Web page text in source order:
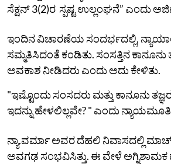
ಸೆಕ್ಷನ್ 3(2)ರ ಸ್ಪಷ್ಟ ಉಲ್ಲಂಘನೆ” ಎಂದು
ಇಂದಿನ ವಿಚಾರಣೆಯ ಸಂದರ್ಭದಲ್ಲಿ,
ಸಮ್ಮತಿಸಿದಂತೆ ಕಂಡಿತು. ಸಂಸತ್ತಿನ ಕಾನೂನು
ಅವಕಾಶ ನೀಡಿದರು ಎಂದು ಅದು ಕೇಳಿತು.
"ಇಷ್ಟೊಂದು ಸಂಸದರು ಮತ್ತು ಕಾನೂನು
ಇದನ್ನು ಹೇಳಲಿಲ್ಲವೇ? " ಎಂದು
ನ್ಯಾ.ವರ್ಮಾ ಅವರ ದೆಹಲಿ ನಿವಾಸದಲ್ಲಿ
ಅವಗಢ ಸಂಭವಿಸಿತ್ತು. ಈ ವೇಳೆ